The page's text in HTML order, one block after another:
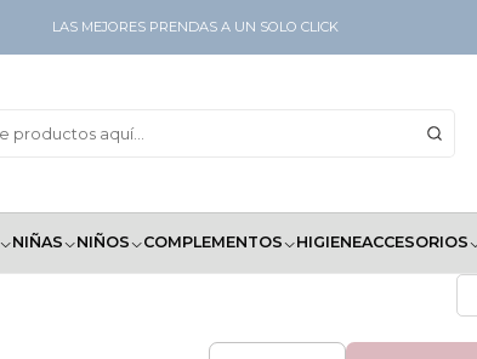
NIÑAS NIÑOS COMPLEMENTOS HIGIENEACCESORIOS
LAS MEJORES PRENDAS A UN SOLO CLICK